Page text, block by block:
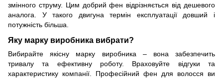
змінного струму. Цим добрий фен відрізняється від дешевого
аналога. У такого двигуна термін експлуатації довший і
потужність більша.
Яку марку виробника вибрати?
Вибирайте якісну марку виробника – вона забезпечить
тривалу та ефективну роботу. Враховуйте відгуки та
характеристику компанії. Професійний фен для волосся ви